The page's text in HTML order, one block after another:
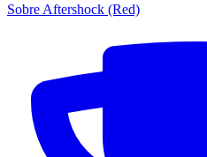
Sobre Aftershock (Red)